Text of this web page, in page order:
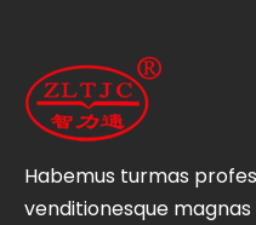
Habemus turmas
venditionesque